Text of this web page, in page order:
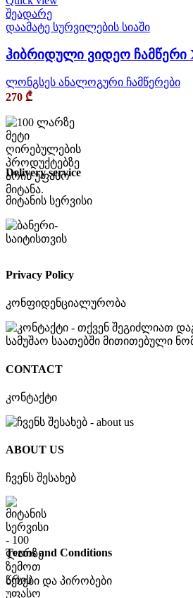
შეადარე
დაამატე სურვილების სიაში
ჰიბრიდული ვიდეო ჩამწერი
ლონგსეს ანალოგური ჩამწერები
270 ₾
Delivery service
მიტანის სერვისი
Privacy Policy
კონფიდენციალურობა
CONTACT
კონტაქტი
ABOUT US
ჩვენს შესახებ
Terms and Conditions
წესები და პირობები